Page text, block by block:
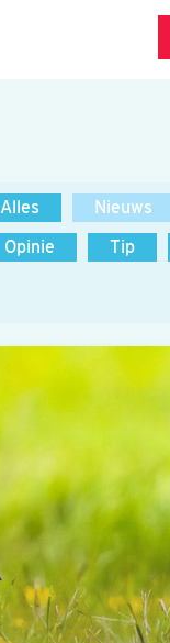
Alles Nieuws
Opinie Tip